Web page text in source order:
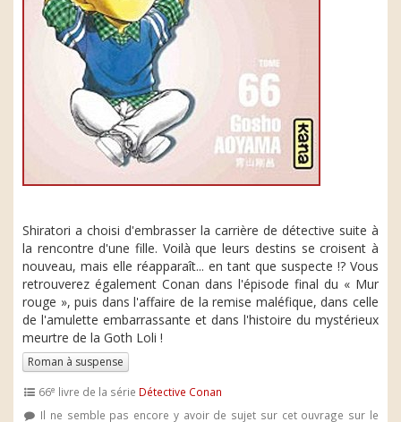
Shiratori a choisi d'embrasser la carrière de détective suite à
la rencontre d'une fille. Voilà que leurs destins se croisent à
nouveau, mais elle réapparaît... en tant que suspecte !? Vous
retrouverez également Conan dans l'épisode final du « Mur
rouge », puis dans l'affaire de la remise maléfique, dans celle
de l'amulette embarrassante et dans l'histoire du mystérieux
meurtre de la Goth Loli !
Roman à suspense
66e livre de la série Détective Conan
Il ne semble pas encore y avoir de sujet sur cet ouvrage sur le